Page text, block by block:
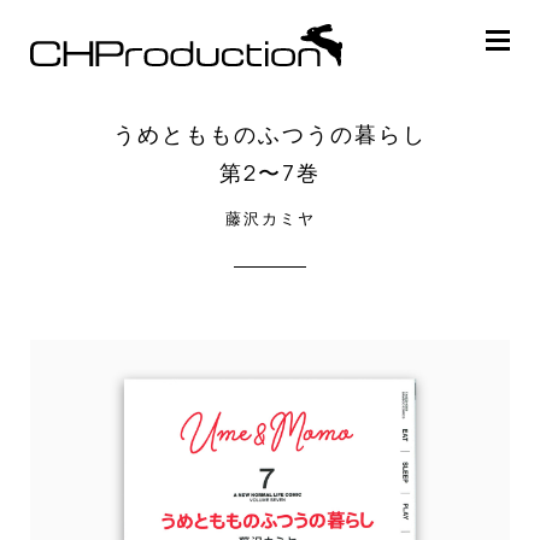
うめともものふつうの暮らし
第2〜7巻
藤沢カミヤ